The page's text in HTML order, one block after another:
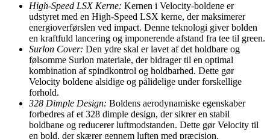
High-Speed LSX Kerne: Kernen i Velocity-boldene er
udstyret med en High-Speed LSX kerne, der maksimerer
energioverførslen ved impact. Denne teknologi giver bolden
en kraftfuld lancering og imponerende afstand fra tee til green.
Surlon Cover: Den ydre skal er lavet af det holdbare og
følsomme Surlon materiale, der bidrager til en optimal
kombination af spindkontrol og holdbarhed. Dette gør
Velocity boldene alsidige og pålidelige under forskellige
forhold.
328 Dimple Design: Boldens aerodynamiske egenskaber
forbedres af et 328 dimple design, der sikrer en stabil
boldbane og reducerer luftmodstanden. Dette gør Velocity til
en bold, der skærer gennem luften med præcision.